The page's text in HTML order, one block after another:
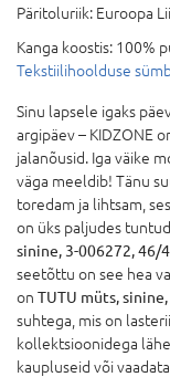
Päritoluriik: Euroopa
Kanga koostis: 100%
Tekstiilihoolduse
Sinu lapsele igaks
argipäev – KIDZONE
jalanõusid. Iga väike
väga meeldib! Tänu
toredam ja lihtsam,
on üks paljudes
sinine, 3-006272, 46/
seetõttu on see hea
on TUTU müts,
suhtega, mis on
kollektsioonidega
kaupluseid või